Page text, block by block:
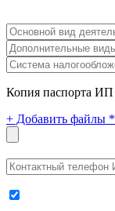
Копия паспорта ИП
+ Добавить файлы *